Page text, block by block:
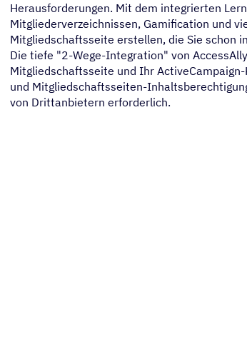
Herausforderungen. Mit dem integrierten
Mitgliederverzeichnissen, Gamification und
Mitgliedschaftsseite erstellen, die Sie schon
Die tiefe "2-Wege-Integration" von
Mitgliedschaftsseite und Ihr
und Mitgliedschaftsseiten-
von Drittanbietern erforderlich.